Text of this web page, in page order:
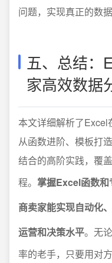
问题，实现真正的数
五、总结：
家高效数据
本文详细解析了Excel
从函数进阶、模板打
结合的高阶实践，覆
程。 掌握Excel函数
商卖家能实现自动化
运营和决策水平。无
率的老手，只要用对